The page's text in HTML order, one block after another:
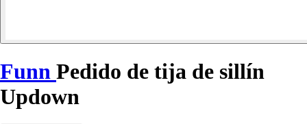
Funn Pedido de tija de sillín
Updown